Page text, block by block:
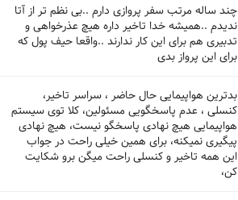
چند ساله مرتب سفر پروازی دارم ..بی نظم تر از آتا
ندیدم ..همیشه خدا تاخیر داره هیچ عذرخواهی و
تدبیری هم برای این کار ندارند ..واقعا حیف پول که
برای این پرواز بدی
بدترین هواپیمایی حال حاضر ، سراسر تاخیر،
کنسلی ، عدم پاسخگویی مسئولین، کلا توی سیستم
هواپیمایی هیچ نهادی پاسخگو نیست، هیچ نهادی
پیگیری نمیکنه، برای همین خیلی راحت در جواب
این همه تاخیر و کنسلی راحت میگن برو شکایت
کن،